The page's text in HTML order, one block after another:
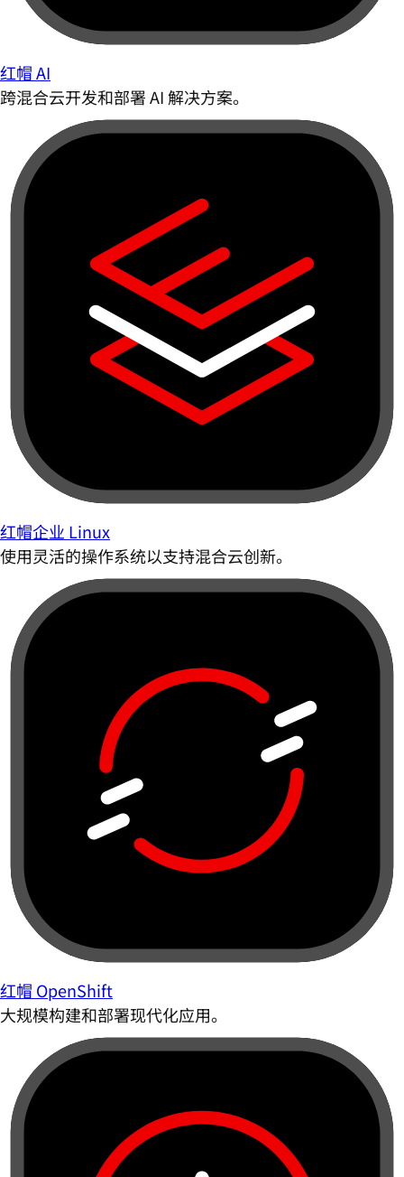
红帽 AI
跨混合云开发和部署 AI 解决方案。
红帽企业 Linux
使用灵活的操作系统以支持混合云创新。
红帽 OpenShift
大规模构建和部署现代化应用。